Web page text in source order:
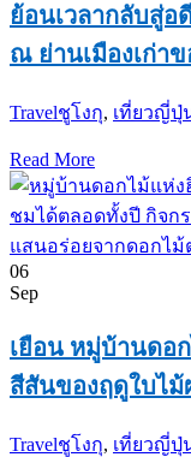
ย้อนเวลากลับสู่
ณ ย่านเมืองเก่า
Travelชูโงกุ, เที่ยวญี่ปุ่
Read More
06
Sep
เยือน หมู่บ้านดอ
สีสันของฤดูใบไม้
Travelชูโงกุ, เที่ยวญี่ปุ่